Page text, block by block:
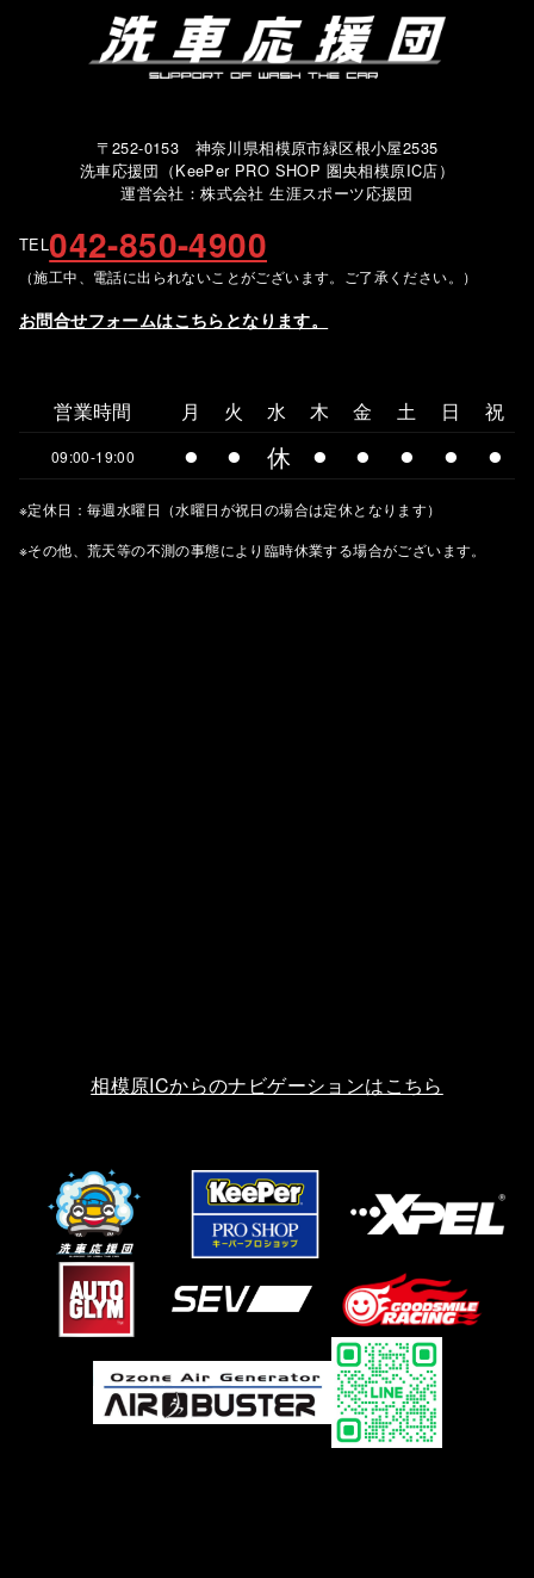
〒252-0153 神奈川県相模原市緑区根小屋2535
洗車応援団（KeePer PRO SHOP 圏央相模原IC店）
運営会社：株式会社 生涯スポーツ応援団
TEL042-850-4900
（施工中、電話に出られないことがございます。ご了承ください。）
お問合せフォームはこちらとなります。
営業時間 月 火 水 木 金 土 日 祝
09:00-19:00 ⚫︎ ⚫︎ 休 ⚫︎ ⚫︎ ⚫︎ ⚫︎ ⚫︎
※定休日：毎週水曜日（水曜日が祝日の場合は定休となります）
※その他、荒天等の不測の事態により臨時休業する場合がございます。
相模原ICからのナビゲーションはこちら